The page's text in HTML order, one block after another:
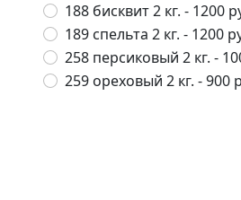
188 бисквит 2 кг. - 1200
189 спельта 2 кг. - 1200
258 персиковый 2 кг. -
259 ореховый 2 кг. - 900